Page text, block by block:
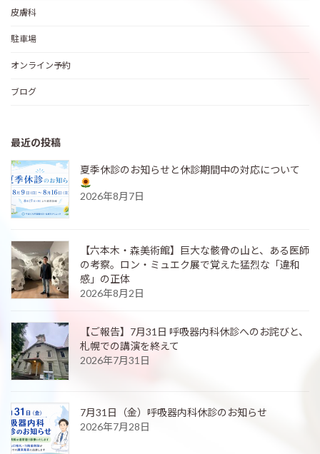
皮膚科
駐車場
オンライン予約
ブログ
最近の投稿
夏季休診のお知らせと休診期間中の対応について
2026年8月7日
【六本木・森美術館】巨大な骸骨の山と、ある医師
の考察。ロン・ミュエク展で覚えた猛烈な「違和
感」の正体
2026年8月2日
【ご報告】7月31日 呼吸器内科休診へのお詫びと、
札幌での講演を終えて
2026年7月31日
7月31日（金）呼吸器内科休診のお知らせ
2026年7月28日